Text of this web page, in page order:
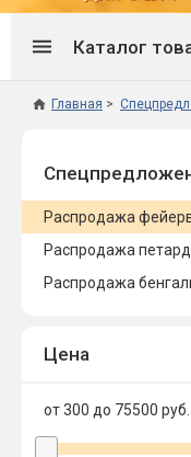
Каталог
Распродажа
Распродажа
Распродажа
Новинки
Фейерверки на
Батареи салютов
Цветной дым
Главная
Распродажа
Распродажа петард
Распродажа
Цена
от 300 до 75500 руб.